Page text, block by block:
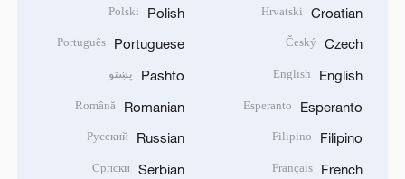
Croatian
Hrvatski
Czech
Český
English
English
Esperanto
Esperanto
Filipino
Filipino
French
Français
Polish
Polski
Portuguese
Português
Pashto پښتو
Romanian
Română
Russian
Русский
Serbian
Српски